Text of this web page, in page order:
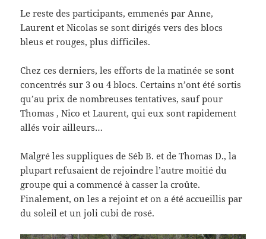
Le reste des participants, emmenés par Anne,
Laurent et Nicolas se sont dirigés vers des blocs
bleus et rouges, plus difficiles.
Chez ces derniers, les efforts de la matinée se sont
concentrés sur 3 ou 4 blocs. Certains n’ont été sortis
qu’au prix de nombreuses tentatives, sauf pour
Thomas , Nico et Laurent, qui eux sont rapidement
allés voir ailleurs…
Malgré les suppliques de Séb B. et de Thomas D., la
plupart refusaient de rejoindre l’autre moitié du
groupe qui a commencé à casser la croûte.
Finalement, on les a rejoint et on a été accueillis par
du soleil et un joli cubi de rosé.